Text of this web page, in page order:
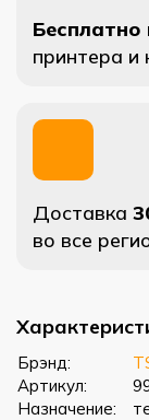
Бесплатно
принтера и
Доставка
во все
Брэнд:
Артикул:
Назначение: